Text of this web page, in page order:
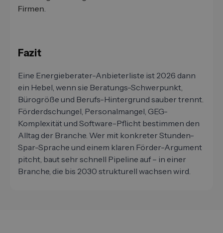
Firmen.
Fazit
Eine Energieberater-Anbieterliste ist 2026 dann
ein Hebel, wenn sie Beratungs-Schwerpunkt,
Bürogröße und Berufs-Hintergrund sauber trennt.
Förderdschungel, Personalmangel, GEG-
Komplexität und Software-Pflicht bestimmen den
Alltag der Branche. Wer mit konkreter Stunden-
Spar-Sprache und einem klaren Förder-Argument
pitcht, baut sehr schnell Pipeline auf – in einer
Branche, die bis 2030 strukturell wachsen wird.